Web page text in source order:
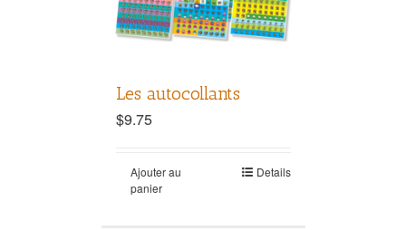
Les autocollants
$9.75
Ajouter au
panier
Details